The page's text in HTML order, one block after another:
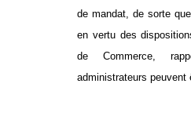
de mandat, de sorte
en vertu des
de Commerce,
administrateurs peuvent